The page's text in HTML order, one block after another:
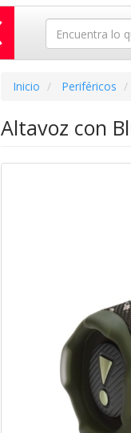
Inicio Periféricos
Altavoz con